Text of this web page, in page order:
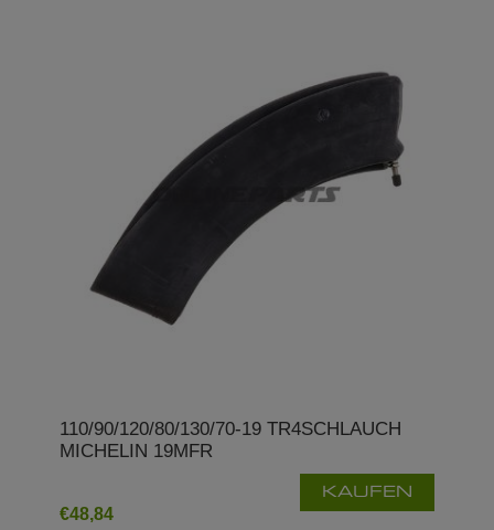
110/90/120/80/130/70-19 TR4SCHLAUCH
MICHELIN 19MFR
€48,84
KAUFEN